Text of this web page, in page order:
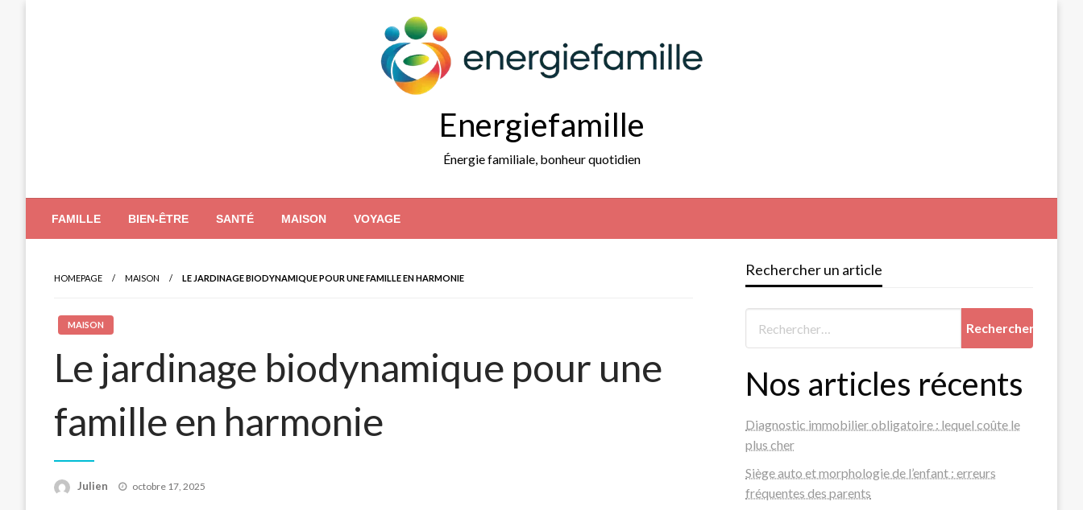
Energiefamille
Énergie familiale, bonheur quotidien
FAMILLE BIEN-ÊTRE SANTÉ MAISON VOYAGE
HOMEPAGE MAISON LE JARDINAGE BIODYNAMIQUE POUR UNE FAMILLE EN HARMONIE
MAISON
Le jardinage biodynamique pour une
famille en harmonie
Julien
Posted
octobre 17, 2025
Rechercher un article
Nos articles récents
Diagnostic immobilier obligatoire : lequel coûte le
plus cher
Siège auto et morphologie de l’enfant : erreurs
fréquentes des parents